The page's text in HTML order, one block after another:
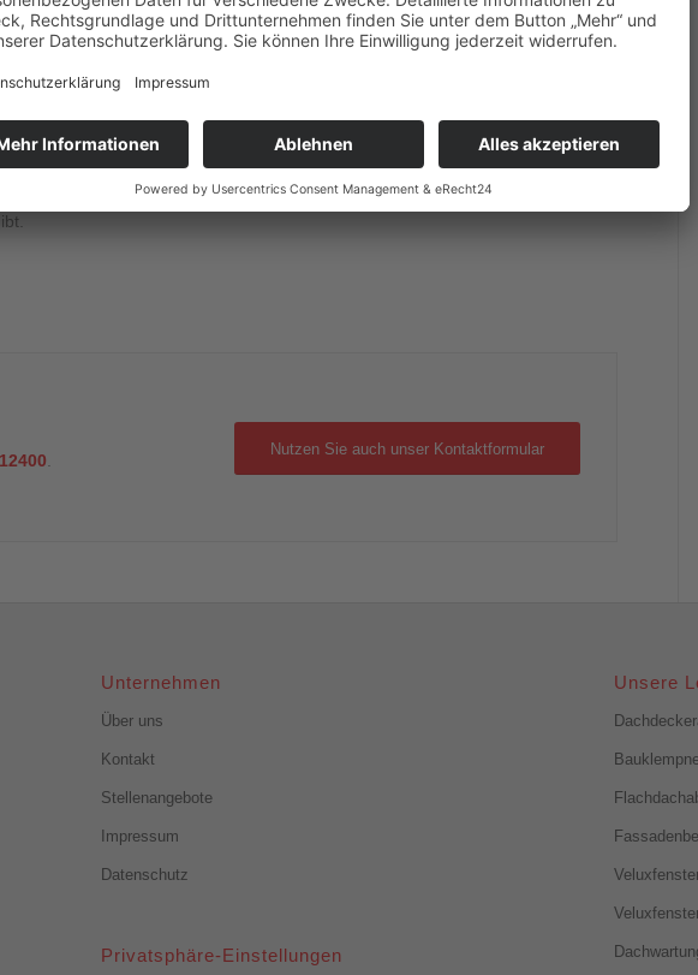
Aufsparrendämmung. Anders als bei der
und lückenlose Haube, die Wärmeverluste effizient verringert. Mit einem
die Modernisierung geeignet, unter
im Dachhandwerk vor Ort. Die Dämmschicht lohnt sich nicht nur mit
auch der Wohnkomfort verbessert sich nachhaltig – ohne klamme Räume im
Sanierer zudem von staatlichen Zuschüssen in Höhe von 15 Prozent, die
Nutzen Sie auch unser Kontaktformular
Unternehmen
Über uns
Kontakt
Stellenangebote
Impressum
Datenschutz
Privatsphäre-Einstellungen
Unsere